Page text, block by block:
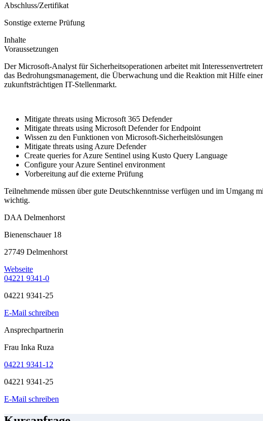
Abschluss/Zertifikat
Sonstige externe Prüfung
Inhalte
Voraussetzungen
Der Microsoft-Analyst für Sicherheitsoperationen arbeitet mit
das Bedrohungsmanagement, die Überwachung und die Reaktion mit Hilfe
zukunftsträchtigen IT-Stellenmarkt.
Mitigate threats using Microsoft 365 Defender
Mitigate threats using Microsoft Defender for Endpoint
Wissen zu den Funktionen von Microsoft-Sicherheitslösungen
Mitigate threats using Azure Defender
Create queries for Azure Sentinel using Kusto Query Language
Configure your Azure Sentinel environment
Vorbereitung auf die externe Prüfung
Teilnehmende müssen über gute Deutschkenntnisse verfügen und im
wichtig.
DAA Delmenhorst
Bienenschauer 18
27749 Delmenhorst
Webseite
04221 9341-0
04221 9341-25
E-Mail schreiben
Ansprechpartnerin
Frau Inka Ruza
04221 9341-12
04221 9341-25
E-Mail schreiben